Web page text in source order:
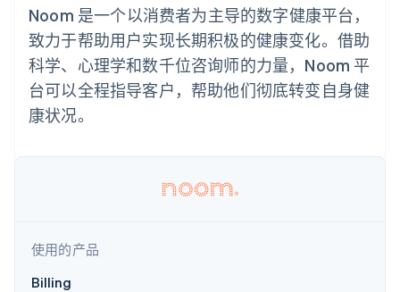
上
Authorization
Boost
支付成功率优
化
Link
加速结账
税自动化
Revenue
Recognition
会计自动化
Stripe Sigma
自定义报告
欺诈防范
全球化企业
应用内支付
交易市场
资金管理
平台
SaaS
AI 企业
管理订阅
提供按用量计费
发行稳定币支持的支付卡
通过智能体配置和管理服
务
应用集成
代码示例
公司
产品路线图
Sessions 年度大会
Noom 是一个以消费者为主导的数字健康平台，
致力于帮助用户实现长期积极的健康变化。借助
科学、心理学和数千位咨询师的力量，Noom 平
台可以全程指导客户，帮助他们彻底转变自身健
康状况。
使用的产品
Billing